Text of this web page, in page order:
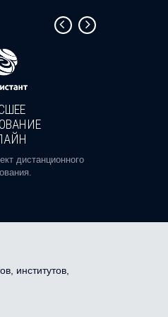
дистанционного
институтов,